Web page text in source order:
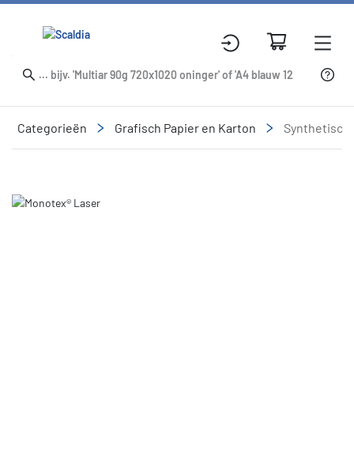
Categorieën Grafisch Papier en Karton Synthetisch
Slide 1 of 1